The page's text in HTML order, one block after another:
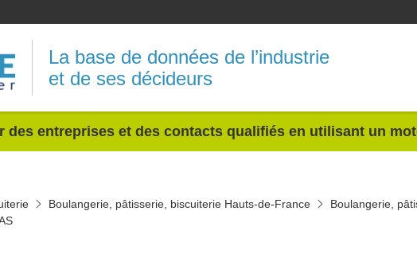
La base de données de l’industrie
et de ses décideurs
des entreprises et des contacts qualifiés en utilisant un
Boulangerie, pâtisserie, biscuiterie Hauts-de-France
Boulangerie,